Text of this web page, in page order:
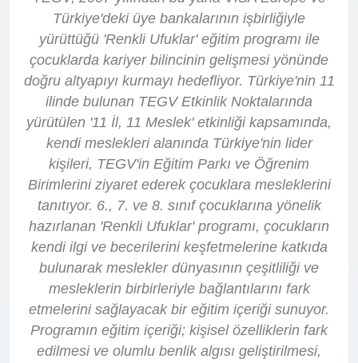
Türkiye'deki üye bankalarının işbirliğiyle
yürüttüğü 'Renkli Ufuklar' eğitim programı ile
çocuklarda kariyer bilincinin gelişmesi yönünde
doğru altyapıyı kurmayı hedefliyor. Türkiye'nin 11
ilinde bulunan TEGV Etkinlik Noktalarında
yürütülen '11 İl, 11 Meslek' etkinliği kapsamında,
kendi meslekleri alanında Türkiye'nin lider
kişileri, TEGV'in Eğitim Parkı ve Öğrenim
Birimlerini ziyaret ederek çocuklara mesleklerini
tanıtıyor. 6., 7. ve 8. sınıf çocuklarına yönelik
hazırlanan 'Renkli Ufuklar' programı, çocukların
kendi ilgi ve becerilerini keşfetmelerine katkıda
bulunarak meslekler dünyasının çeşitliliği ve
mesleklerin birbirleriyle bağlantılarını fark
etmelerini sağlayacak bir eğitim içeriği sunuyor.
Programın eğitim içeriği; kişisel özelliklerin fark
edilmesi ve olumlu benlik algısı geliştirilmesi,